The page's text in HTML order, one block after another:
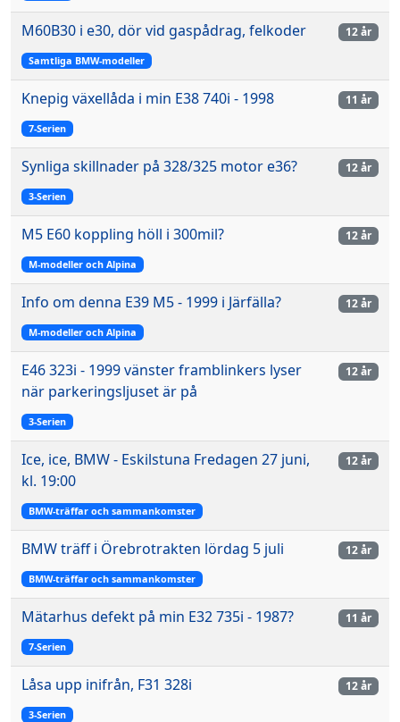
M60B30 i e30, dör vid gaspådrag, felkoder
Samtliga BMW-modeller
12 år
Knepig växellåda i min E38 740i - 1998
7-Serien
11 år
Synliga skillnader på 328/325 motor e36?
3-Serien
12 år
M5 E60 koppling höll i 300mil?
M-modeller och Alpina
12 år
Info om denna E39 M5 - 1999 i Järfälla?
M-modeller och Alpina
12 år
E46 323i - 1999 vänster framblinkers lyser
när parkeringsljuset är på
3-Serien
12 år
Ice, ice, BMW - Eskilstuna Fredagen 27 juni,
kl. 19:00
BMW-träffar och sammankomster
12 år
BMW träff i Örebrotrakten lördag 5 juli
BMW-träffar och sammankomster
12 år
Mätarhus defekt på min E32 735i - 1987?
7-Serien
11 år
Låsa upp inifrån, F31 328i
3-Serien
12 år